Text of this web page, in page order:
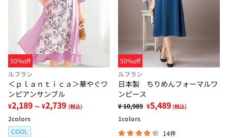
50%off
ルフラン
＜ｐｌａｎｔｉｃａ＞華やぐワ
ンピアンサンブル
¥2,189 ～ ¥2,739 (税込)
2colors
COOL
50%off
ルフラン
日本製 ちりめんフォーマルワ
ンピース
¥ 10,989 ¥5,489 (税込)
1colors
14件